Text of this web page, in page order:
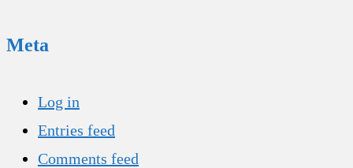
Meta
Log in
Entries feed
Comments feed